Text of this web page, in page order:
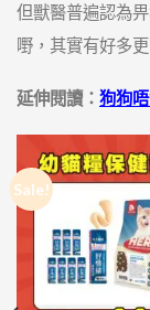
但獸醫普遍認為
嘢，其實有好多
延伸閱讀： 狗狗
Sale!